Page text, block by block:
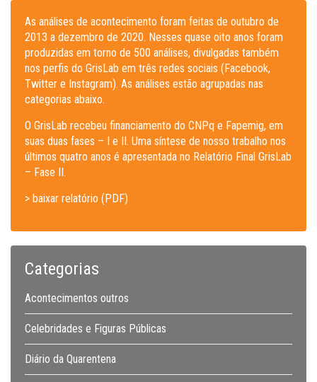
As análises de acontecimento foram feitas de outubro de
2013 a dezembro de 2020. Nesses quase oito anos foram
produzidas em torno de 500 análises, divulgadas também
nos perfis do GrisLab em três redes sociais (Facebook,
Twitter e Instagram). As análises estão agrupadas nas
categorias abaixo.
O GrisLab recebeu financiamento do CNPq e Fapemig, em
suas duas fases – I e II. Uma síntese de nosso trabalho nos
últimos quatro anos é apresentada no Relatório Final GrisLab
– Fase II.
> baixar relatório (PDF)
Categorias
Acontecimentos outros
Celebridades e Figuras Públicas
Diário da Quarentena